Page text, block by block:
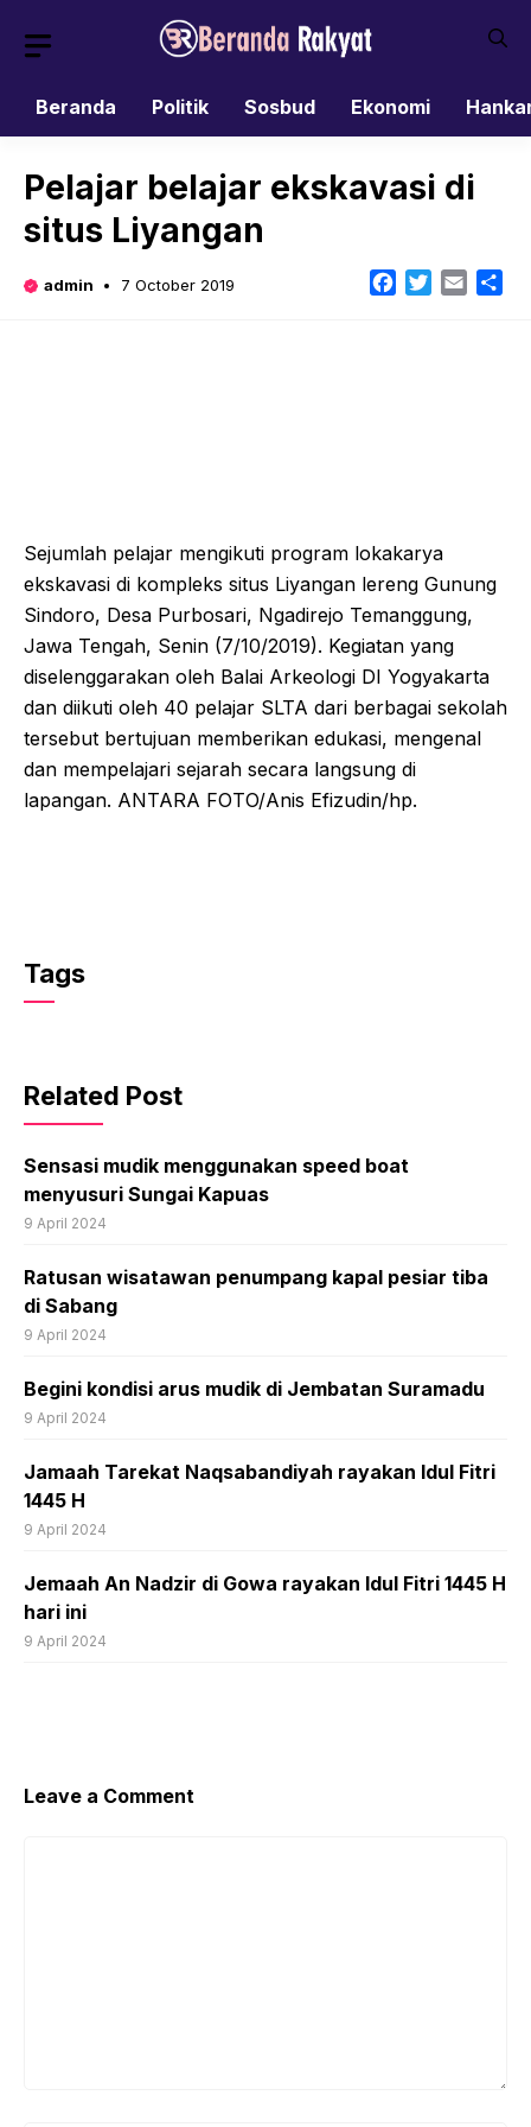
Beranda
Politik Sosbud Ekonomi
Pelajar belajar ekskavasi di
situs Liyangan
admin 7 October 2019 Facebook
TwitterEmail
Sejumlah pelajar mengikuti program lokakarya
ekskavasi di kompleks situs Liyangan lereng Gunung
Sindoro, Desa Purbosari, Ngadirejo Temanggung,
Jawa Tengah, Senin (7/10/2019). Kegiatan yang
diselenggarakan oleh Balai Arkeologi DI Yogyakarta
dan diikuti oleh 40 pelajar SLTA dari berbagai sekolah
tersebut bertujuan memberikan edukasi, mengenal
dan mempelajari sejarah secara langsung di
lapangan. ANTARA FOTO/Anis Efizudin/hp.
Tags
Related Post
Sensasi mudik menggunakan speed boat
menyusuri Sungai Kapuas
9 April 2024
Ratusan wisatawan penumpang kapal pesiar tiba
di Sabang
9 April 2024
Begini kondisi arus mudik di Jembatan Suramadu
9 April 2024
Jamaah Tarekat Naqsabandiyah rayakan Idul Fitri
1445 H
9 April 2024
Jemaah An Nadzir di Gowa rayakan Idul Fitri 1445 H
hari ini
9 April 2024
Leave a Comment